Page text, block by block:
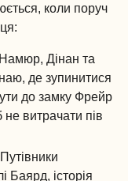
коли поруч
Дінан та
де зупинитися
до замку Фрейр
витрачати пів
Баярд, історія